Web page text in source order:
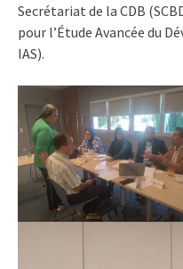
Secrétariat de la CDB
pour l’Étude Avancée du
IAS).